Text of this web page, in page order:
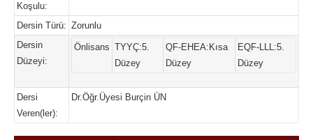
Koşulu:
Dersin Türü: Zorunlu
Dersin
Düzeyi:
Önlisans TYYÇ:5.
Düzey
QF-EHEA:Kısa
Düzey
EQF-LLL:5.
Düzey
Dersi
Veren(ler):
Dr.Öğr.Üyesi Burçin ÜN